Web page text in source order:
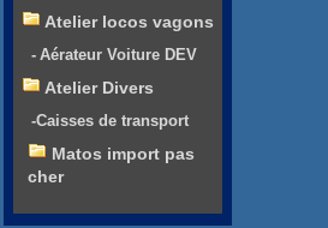
Atelier locos vagons
- Aérateur Voiture DEV
Atelier Divers
-Caisses de transport
Matos import pas
cher